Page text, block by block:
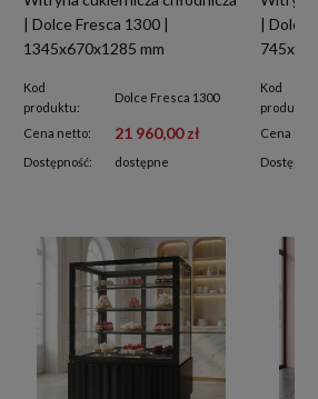
| Dolce Fresca 1300 |
1345x670x1285 mm
Kod
produktu:
Dolce Fresca 1300
Cena netto: 21 960,00 zł
Dostępność: dostępne
| Dolce
Kod
produktu:
Cena